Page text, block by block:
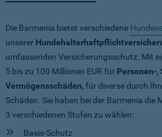
Die Barmenia bietet verschiedene
unserer
umfassenden Versicherungsschutz. Mit
5 bis zu 100 Millionen EUR für Personen-,
Vermögensschäden, für diverse durch
Schäden. Sie haben bei der Barmenia die
3 verschiedenen Stufen zu wählen:
Basis-Schutz